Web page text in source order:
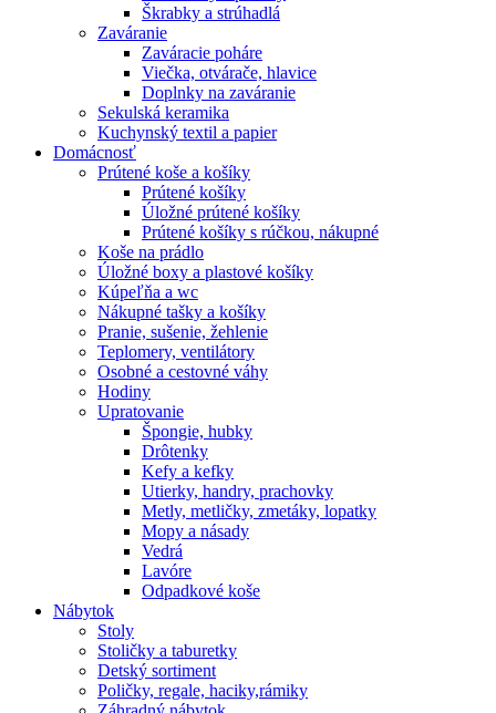
Škrabky a strúhadlá
Zaváranie
Zaváracie poháre
Viečka, otvárače, hlavice
Doplnky na zaváranie
Sekulská keramika
Kuchynský textil a papier
Domácnosť
Prútené koše a košíky
Prútené košíky
Úložné prútené košíky
Prútené košíky s rúčkou, nákupné
Koše na prádlo
Úložné boxy a plastové košíky
Kúpeľňa a wc
Nákupné tašky a košíky
Pranie, sušenie, žehlenie
Teplomery, ventilátory
Osobné a cestovné váhy
Hodiny
Upratovanie
Špongie, hubky
Drôtenky
Kefy a kefky
Utierky, handry, prachovky
Metly, metličky, zmetáky, lopatky
Mopy a násady
Vedrá
Lavóre
Odpadkové koše
Nábytok
Stoly
Stoličky a taburetky
Detský sortiment
Poličky, regale, haciky,rámiky